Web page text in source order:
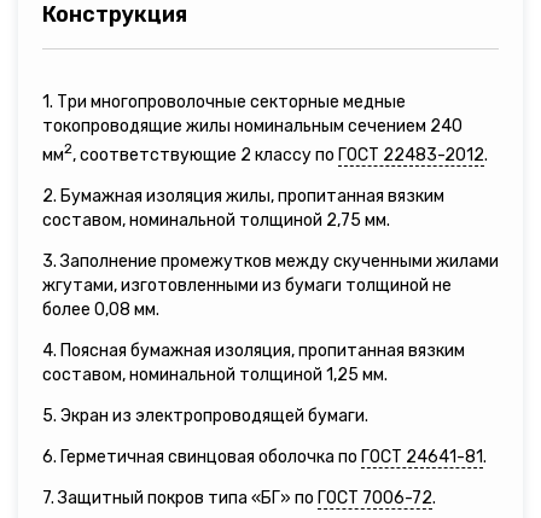
Конструкция
1. Три многопроволочные секторные медные
токопроводящие жилы номинальным сечением 240
мм2, соответствующие 2 классу по ГОСТ 22483-2012.
2. Бумажная изоляция жилы, пропитанная вязким
составом, номинальной толщиной 2,75 мм.
3. Заполнение промежутков между скученными жилами
жгутами, изготовленными из бумаги толщиной не
более 0,08 мм.
4. Поясная бумажная изоляция, пропитанная вязким
составом, номинальной толщиной 1,25 мм.
5. Экран из электропроводящей бумаги.
6. Герметичная свинцовая оболочка по ГОСТ 24641-81.
7. Защитный покров типа «БГ» по ГОСТ 7006-72.